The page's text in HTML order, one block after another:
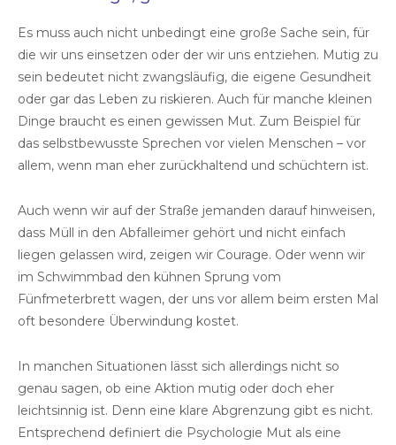
Es muss auch nicht unbedingt eine große Sache sein, für
die wir uns einsetzen oder der wir uns entziehen. Mutig zu
sein bedeutet nicht zwangsläufig, die eigene Gesundheit
oder gar das Leben zu riskieren. Auch für manche kleinen
Dinge braucht es einen gewissen Mut. Zum Beispiel für
das selbstbewusste Sprechen vor vielen Menschen – vor
allem, wenn man eher zurückhaltend und schüchtern ist.
Auch wenn wir auf der Straße jemanden darauf hinweisen,
dass Müll in den Abfalleimer gehört und nicht einfach
liegen gelassen wird, zeigen wir Courage. Oder wenn wir
im Schwimmbad den kühnen Sprung vom
Fünfmeterbrett wagen, der uns vor allem beim ersten Mal
oft besondere Überwindung kostet.
In manchen Situationen lässt sich allerdings nicht so
genau sagen, ob eine Aktion mutig oder doch eher
leichtsinnig ist. Denn eine klare Abgrenzung gibt es nicht.
Entsprechend definiert die Psychologie Mut als eine